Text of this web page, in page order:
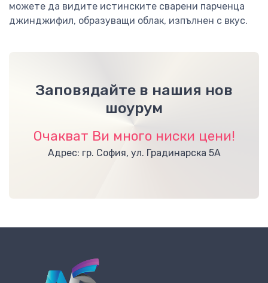
можете да видите истинските сварени парченца
джинджифил, образуващи облак, изпълнен с вкус.
Заповядайте в нашия нов
шоурум
Очакват Ви много ниски цени!
Адрес: гр. София, ул. Градинарска 5А